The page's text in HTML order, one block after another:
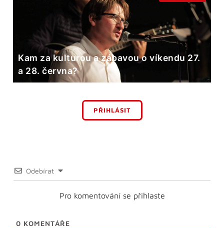
Kam za kulturou a zábavou o víkendu 27.
a 28. června?
PŘIHLÁSIT
Odebírat
Pro komentování se přihlaste
0 KOMENTÁŘE